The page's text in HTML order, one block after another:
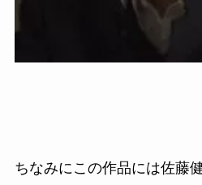
ちなみにこの作品には佐藤